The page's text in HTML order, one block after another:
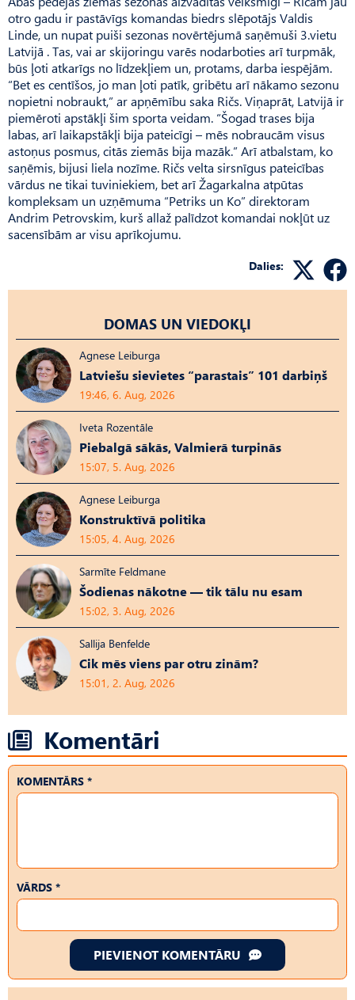
otro gadu ir pastāvīgs komandas biedrs slēpotājs Valdis
Linde, un nupat puiši sezonas novērtējumā saņēmuši 3.vietu
Latvijā . Tas, vai ar skijoringu varēs nodarboties arī turpmāk,
būs ļoti atkarīgs no līdzekļiem un, protams, darba iespējām.
“Bet es centīšos, jo man ļoti patīk, gribētu arī nākamo sezonu
nopietni nobraukt,” ar apņēmību saka Ričs. Viņaprāt, Latvijā ir
piemēroti apstākļi šim sporta veidam. “Šogad trases bija
labas, arī laikapstākļi bija pateicīgi – mēs nobraucām visus
astoņus posmus, citās ziemās bija mazāk.” Arī atbalstam, ko
saņēmis, bijusi liela nozīme. Ričs velta sirsnīgus pateicības
vārdus ne tikai tuviniekiem, bet arī Žagarkalna atpūtas
kompleksam un uzņēmuma “Petriks un Ko” direktoram
Andrim Petrovskim, kurš allaž palīdzot komandai nokļūt uz
sacensībām ar visu aprīkojumu.
Dalies:
DOMAS UN VIEDOKĻI
Agnese Leiburga
Latviešu sievietes “parastais” 101 darbiņš
19:46, 6. Aug, 2026
Iveta Rozentāle
Piebalgā sākās, Valmierā turpinās
15:07, 5. Aug, 2026
Agnese Leiburga
Konstruktīvā politika
15:05, 4. Aug, 2026
Sarmīte Feldmane
Šodienas nākotne — tik tālu nu esam
15:02, 3. Aug, 2026
Sallija Benfelde
Cik mēs viens par otru zinām?
15:01, 2. Aug, 2026
Komentāri
KOMENTĀRS *
VĀRDS *
PIEVIENOT KOMENTĀRU